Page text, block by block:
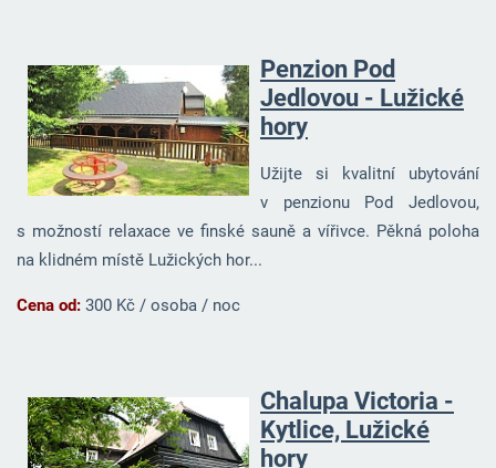
Penzion Pod
Jedlovou - Lužické
hory
Užijte si kvalitní ubytování
v penzionu Pod Jedlovou,
s možností relaxace ve finské sauně a vířivce. Pěkná poloha
na klidném místě Lužických hor...
Cena od:300 Kč / osoba / noc
Chalupa Victoria -
Kytlice, Lužické
hory